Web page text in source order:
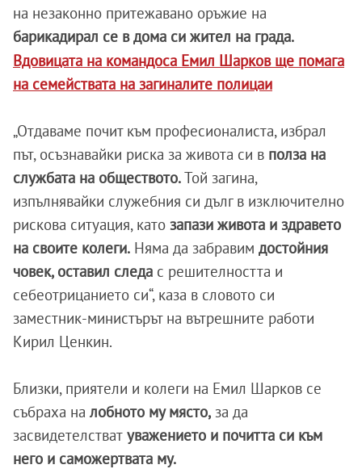
на незаконно притежавано оръжие на
барикадирал се в дома си жител на града.
Вдовицата на командоса Емил Шарков ще помага
на семействата на загиналите полицаи
„Отдаваме почит към професионалиста, избрал
път, осъзнавайки риска за живота си в полза на
службата на обществото.Той загина,
изпълнявайки служебния си дълг в изключително
рискова ситуация, като запази живота и здравето
на своите колеги. Няма да забравим достойния
човек, оставил следа с решителността и
себеотрицанието си“, каза в словото си
заместник-министърът на вътрешните работи
Кирил Ценкин.
Близки, приятели и колеги на Емил Шарков се
събраха на лобното му място, за да
засвидетелстват уважението и почитта си към
него и саможертвата му.